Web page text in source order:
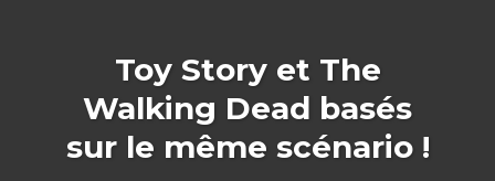
Toy Story et The
Walking Dead basés
sur le même scénario !